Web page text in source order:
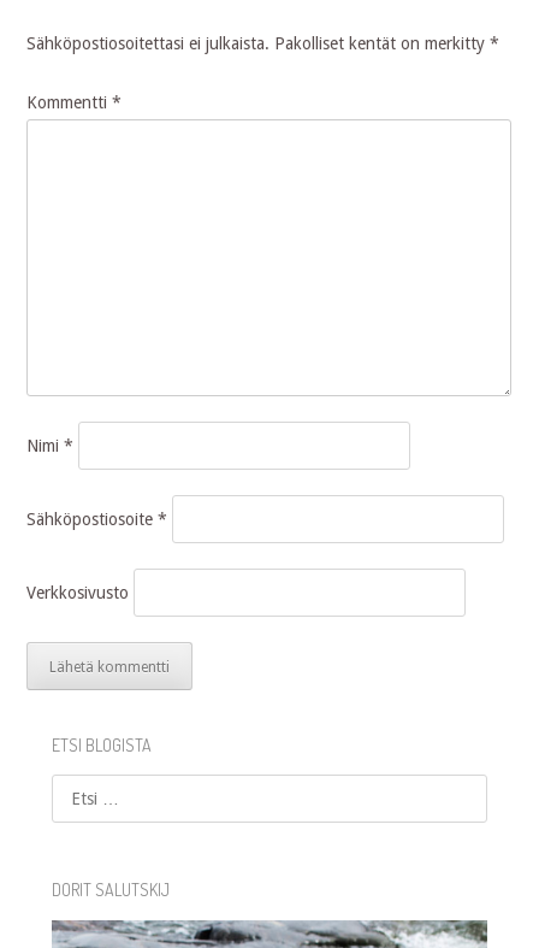
Sähköpostiosoitettasi ei julkaista. Pakolliset kentät on merkitty*
Kommentti*
Nimi*
Sähköpostiosoite*
Verkkosivusto
ETSI BLOGISTA
Etsi
DORIT SALUTSKIJ